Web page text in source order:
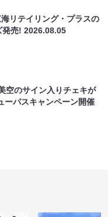
リテイリング・プラスの
発売!2026.08.05
空のサイン入りチェキが
ーパスキャンペーン開催